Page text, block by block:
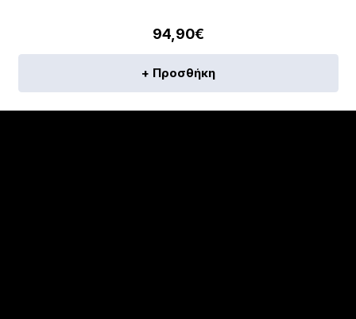
94,90€
+ Προσθήκη